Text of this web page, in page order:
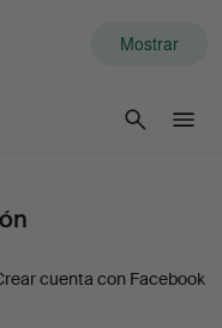
Mostrar
cuenta con Facebook